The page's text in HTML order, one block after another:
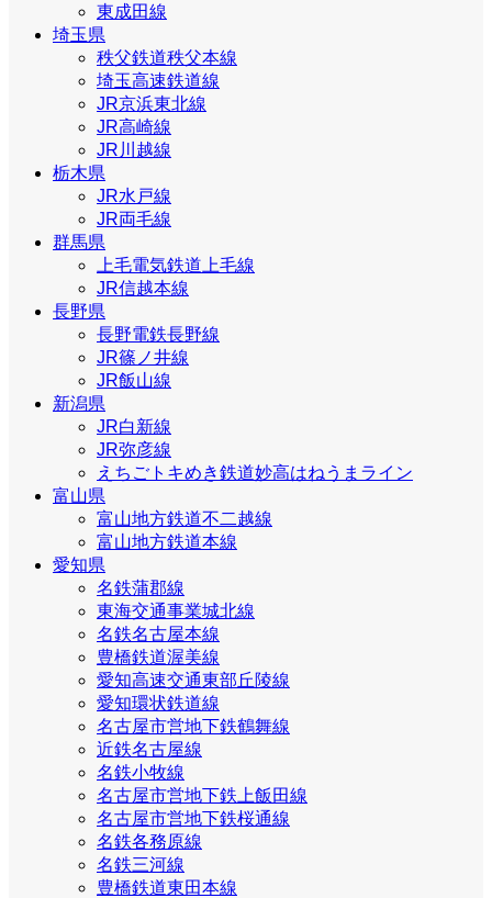
東成田線
埼玉県
秩父鉄道秩父本線
埼玉高速鉄道線
JR京浜東北線
JR高崎線
JR川越線
栃木県
JR水戸線
JR両毛線
群馬県
上毛電気鉄道上毛線
JR信越本線
長野県
長野電鉄長野線
JR篠ノ井線
JR飯山線
新潟県
JR白新線
JR弥彦線
えちごトキめき鉄道妙高はねうまライン
富山県
富山地方鉄道不二越線
富山地方鉄道本線
愛知県
名鉄蒲郡線
東海交通事業城北線
名鉄名古屋本線
豊橋鉄道渥美線
愛知高速交通東部丘陵線
愛知環状鉄道線
名古屋市営地下鉄鶴舞線
近鉄名古屋線
名鉄小牧線
名古屋市営地下鉄上飯田線
名古屋市営地下鉄桜通線
名鉄各務原線
名鉄三河線
豊橋鉄道東田本線